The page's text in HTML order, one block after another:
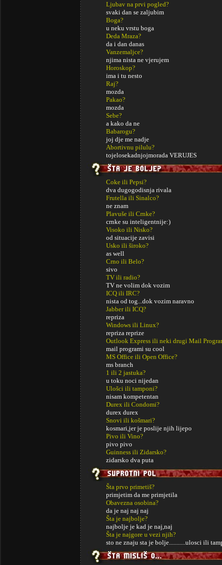
Ljubav na prvi pogled?
svaki dan se zaljubim
Boga?
u neku vrstu boga
Deda Mraza?
da i dan danas
Vanzemaljce?
njima nista ne vjerujem
Horoskop?
ima i tu nesto
Raj?
mozda
Pakao?
mozda
Sebe?
a kako da ne
Babarogu?
joj dje me nadje
Abortivnu pilulu?
tojelosekadnjojmorada VERUJES
Coke ili Pepsi?
dva dugogodisnja rivala
Frutella ili Sinalco?
ne znam
Plavuše ili Crnke?
crnke su inteligentnije:)
Visoko ili Nisko?
od situacije zavisi
Usko ili široko?
as well
Crno ili Belo?
sivo
TV ili radio?
TV ne volim dok vozim
ICQ ili IRC?
nista od tog...dok vozim naravno
Jabber ili ICQ?
repriza
Windows ili Linux?
repriza reprize
Outlook Express ili neki drugi Mail
mail programi su cool
MS Office ili Open Office?
ms branch
1 ili 2 jastuka?
u toku noci nijedan
Ulošci ili tamponi?
nisam kompetentan
Durex ili Condomi?
durex durex
Snovi ili košmari?
kosmari,jer je poslije njih lijepo
Pivo ili Vino?
pivo pivo
Guinness ili Zidarsko?
zidarsko dva puta
Šta prvo primetiš?
primjetim da me primjetila
Obavezna osobina?
da je naj naj naj
Šta je najbolje?
najbolje je kad je naj,naj
Šta je najgore u vezi njih?
sto ne znaju sta je bolje...........ulosci ili